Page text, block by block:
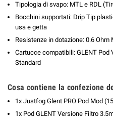
Tipologia di svapo: MTL e RDL
Bocchini supportati: Drip Tip
usa e getta
Resistenze in dotazione: 0.6
Cartucce compatibili: GLENT Pod
Standard
Cosa contiene la confezione
1x Justfog Glent PRO Pod Mod
1x Pod GLENT Versione Filtro